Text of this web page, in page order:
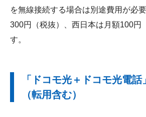
を無線接続する場合は別途費用が必
300円（税抜）、西日本は月額100円
す。
「ドコモ光＋ドコモ光電話
（転用含む）